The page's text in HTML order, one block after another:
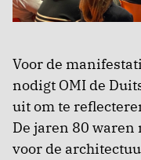
Voor de
nodigt OMI de
uit om te
De jaren 80
voor de